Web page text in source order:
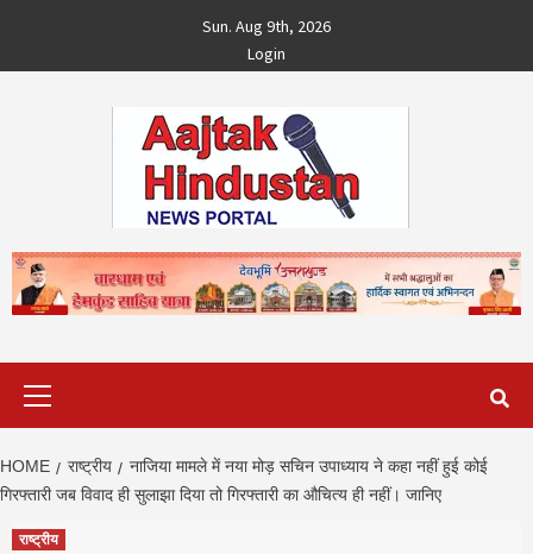
content
Sun. Aug 9th, 2026
Login
HOME राष्ट्रीय
नाजिया मामले में नया मोड़ सचिन उपाध्याय ने कहा नहीं हुई कोई
गिरफ्तारी जब विवाद ही सुलाझा दिया तो गिरफ्तारी का औचित्य ही नहीं। जानिए
राष्ट्रीय